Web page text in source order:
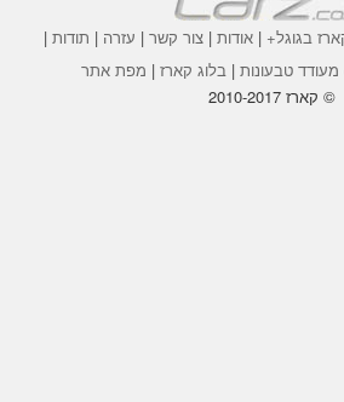
בגוגל+|אודות |צור קשר | עזרה | תודות |
|בלוג קארז | מפת אתר
© קארז 2010-2017